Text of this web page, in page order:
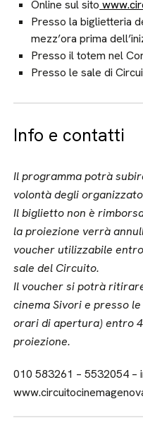
Online sul sito
Presso la biglietteria
mezz’ora prima
Presso il totem nel
Presso le sale di
Info e contatti
Il programma potrà
volontà degli
Il biglietto non è
la proiezione verrà
voucher utilizzabile
sale del Circuito.
Il voucher si potrà
cinema Sivori e presso
orari di apertura) entro
proiezione.
010 583261 – 5532054 –